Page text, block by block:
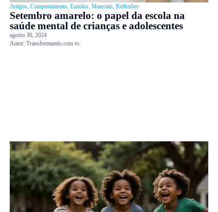
Artigos Comportamento Estudos Materiais Reflexões
Setembro amarelo: o papel da escola na
saúde mental de crianças e adolescentes
agosto 30, 2024
Autor: Transformando.com.vc